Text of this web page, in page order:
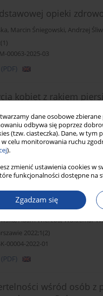
dane osobowe
odbywa się poprzez
(tzw. ciasteczka). Dane, w tym
w celu monitorowania ruchu
).
zmienić ustawienia cookies w
funkcjonalności dostępne na
Zgadzam się
opieki
, Marcin Śniegowski, Andrzej
00063-2025-03
(PDF)
kobiet z rakiem
badań
Michał Szczepaniak,Andrzej
2022;1(2)
2022-01
(PDF)
wskaźnika
,Adam Wierzba,Waldemar
2022;1(2)
00004-2022-01
(PDF)
wśród osób